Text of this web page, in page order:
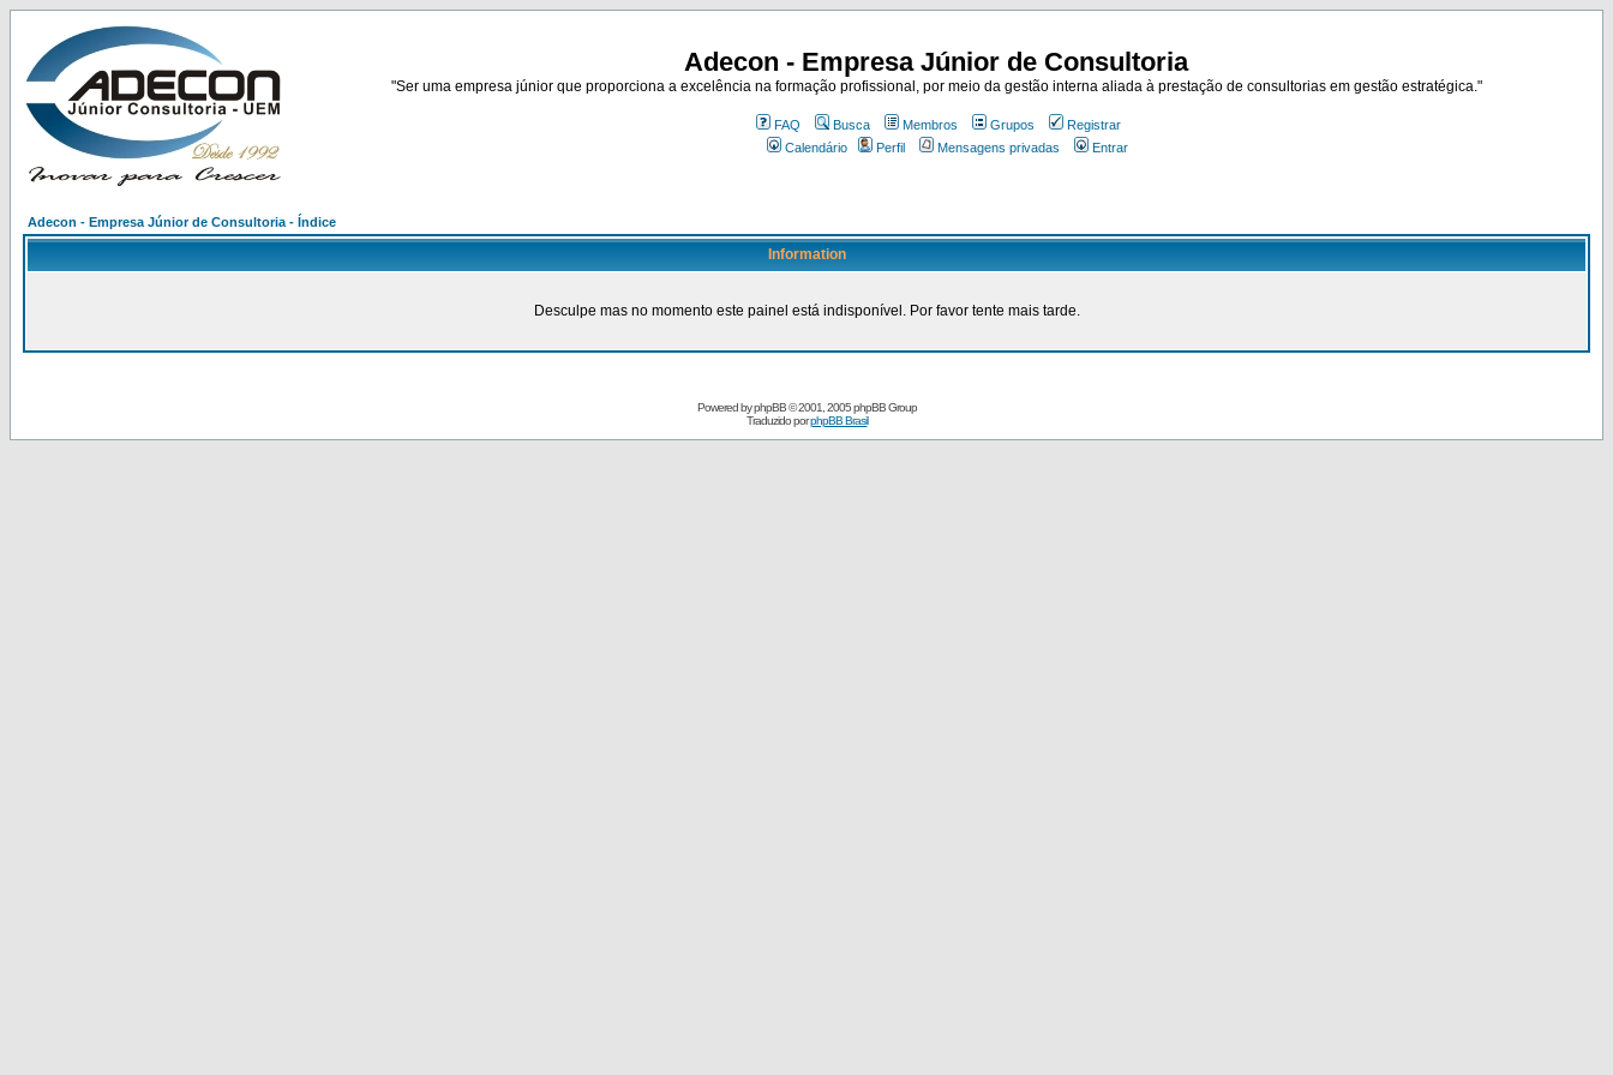
Adecon - Empresa Júnior de Consultoria
"Ser uma empresa júnior que proporciona a excelência na formação profissional, por meio da gestão interna aliada à prestação de consultorias em gestão estratégica."
FAQ Busca Membros Grupos
Registrar
Calendário
Perfil Mensagens privadas Entrar
Adecon - Empresa Júnior de Consultoria - Índice
Information
Desculpe mas no momento este painel está indisponível. Por favor tente mais tarde.
Powered byphpBB© 2001, 2005 phpBB Group
Traduzido porphpBB Brasil